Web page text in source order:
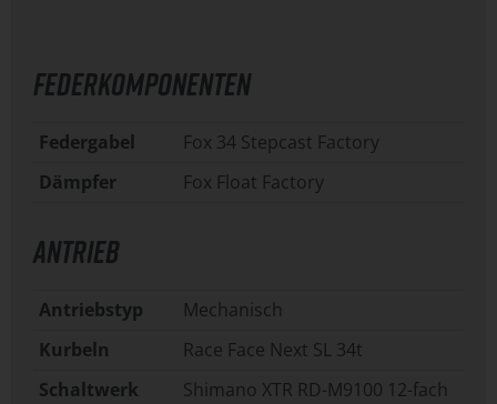
FEDERKOMPONENTEN
Federgabel
Fox 34 Stepcast Factory
Dämpfer
Fox Float Factory
ANTRIEB
Antriebstyp
Mechanisch
Kurbeln
Race Face Next SL 34t
Schaltwerk
Shimano XTR RD-M9100 12-fach